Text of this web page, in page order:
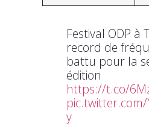
Festival ODP à
record de
battu pour la
édition
https://t.co/
pic.twitter.com/
y